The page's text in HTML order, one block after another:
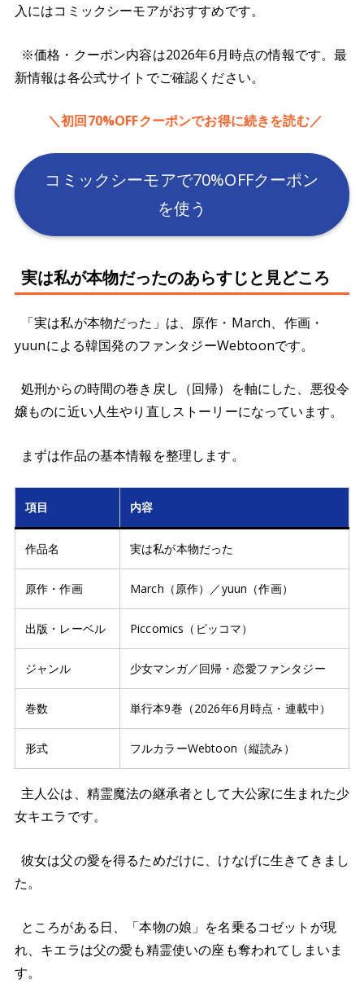
入にはコミックシーモアがおすすめです。
※価格・クーポン内容は2026年6月時点の情報です。最
新情報は各公式サイトでご確認ください。
＼初回70%OFFクーポンでお得に続きを読む／
コミックシーモアで70%OFFクーポン
を使う
実は私が本物だったのあらすじと見どころ
「実は私が本物だった」は、原作・March、作画・
yuunによる韓国発のファンタジーWebtoonです。
処刑からの時間の巻き戻し（回帰）を軸にした、悪役令
嬢ものに近い人生やり直しストーリーになっています。
まずは作品の基本情報を整理します。
項目 内容
作品名 実は私が本物だった
原作・作画 March（原作）／yuun（作画）
出版・レーベル Piccomics（ピッコマ）
ジャンル 少女マンガ／回帰・恋愛ファンタジー
巻数 単行本9巻（2026年6月時点・連載中）
形式 フルカラーWebtoon（縦読み）
主人公は、精霊魔法の継承者として大公家に生まれた少
女キエラです。
彼女は父の愛を得るためだけに、けなげに生きてきまし
た。
ところがある日、「本物の娘」を名乗るコゼットが現
れ、キエラは父の愛も精霊使いの座も奪われてしまいま
す。